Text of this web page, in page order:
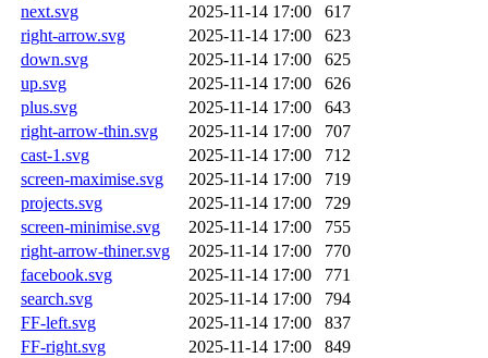
next.svg
2025-11-14 17:00
617
right-arrow.svg
2025-11-14 17:00
623
down.svg
2025-11-14 17:00
625
up.svg
2025-11-14 17:00
626
plus.svg
2025-11-14 17:00
643
right-arrow-thin.svg
2025-11-14 17:00
707
cast-1.svg
2025-11-14 17:00
712
screen-maximise.svg
2025-11-14 17:00
719
projects.svg
2025-11-14 17:00
729
screen-minimise.svg
2025-11-14 17:00
755
right-arrow-thiner.svg
2025-11-14 17:00
770
facebook.svg
2025-11-14 17:00
771
search.svg
2025-11-14 17:00
794
FF-left.svg
2025-11-14 17:00
837
FF-right.svg
2025-11-14 17:00
849